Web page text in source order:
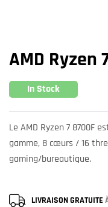
AMD Ryzen
In Stock
Le AMD Ryzen 7 8700F
gamme, 8 cœurs / 16
gaming/bureautique.
LIVRAISON GRATUITE